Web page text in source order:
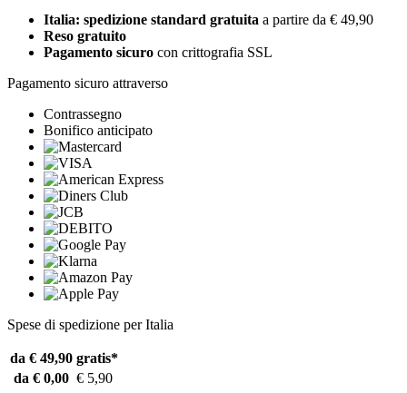
Italia: spedizione standard gratuita a partire da € 49,90
Reso gratuito
Pagamento sicuro con crittografia SSL
Pagamento sicuro attraverso
Contrassegno
Bonifico anticipato
Spese di spedizione per Italia
da € 49,90 gratis*
da € 0,00 € 5,90